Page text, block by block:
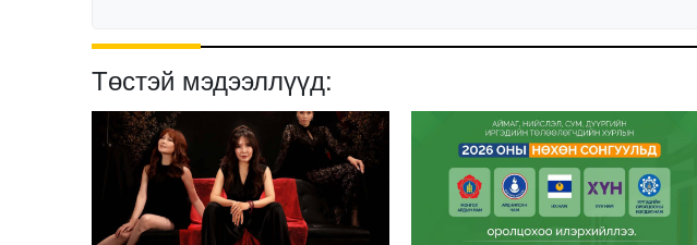
Төстэй мэдээллүүд: